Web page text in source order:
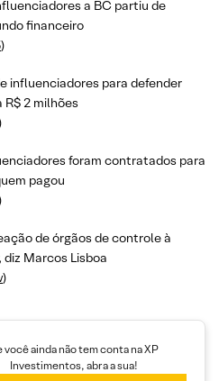
a BC partiu de
financeiro
)
influenciadores para defender
R$ 2 milhões
foram contratados para
pagou
de órgãos de controle à
Marcos Lisboa
)
você ainda não tem conta na XP
Investimentos, abra a sua!